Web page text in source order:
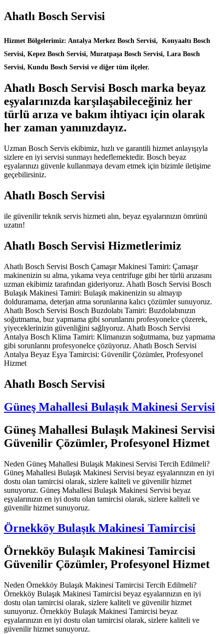
Ahatlı Bosch Servisi
Hizmet Bölgelerimiz: Antalya Merkez Bosch Servisi, Konyaaltı Bosch
Servisi, Kepez Bosch Servisi, Muratpaşa Bosch Servisi, Lara Bosch
Servisi, Kundu Bosch Servisi ve diğer tüm ilçeler.
Ahatlı Bosch Servisi Bosch marka beyaz
eşyalarınızda karşılaşabileceğiniz her
türlü arıza ve bakım ihtiyacı için olarak
her zaman yanınızdayız.
Uzman Bosch Servis ekibimiz, hızlı ve garantili hizmet anlayışıyla
sizlere en iyi servisi sunmayı hedeflemektedir. Bosch beyaz
eşyalarınızı güvenle kullanmaya devam etmek için bizimle iletişime
geçebilirsiniz.
Ahatlı Bosch Servisi
ile güvenilir teknik servis hizmeti alın, beyaz eşyalarınızın ömrünü
uzatın!
Ahatlı Bosch Servisi Hizmetlerimiz
Ahatlı Bosch Servisi Bosch Çamaşır Makinesi Tamiri: Çamaşır
makinenizin su alma, yıkama veya centrifuge gibi her türlü arızasını
uzman ekibimiz tarafından gideriyoruz. Ahatlı Bosch Servisi Bosch
Bulaşık Makinesi Tamiri: Bulaşık makinenizin su almayıp
dolduramama, deterjan atma sorunlarına kalıcı çözümler sunuyoruz.
Ahatlı Bosch Servisi Bosch Buzdolabı Tamiri: Buzdolabınızın
soğutmama, buz yapmama gibi sorunlarını profesyonelce çözerek,
yiyeceklerinizin güvenliğini sağlıyoruz. Ahatlı Bosch Servisi
Antalya Bosch Klima Tamiri: Klimanızın soğutmama, buz yapmama
gibi sorunlarını profesyonelce çözüyoruz. Ahatlı Bosch Servisi
Antalya Beyaz Eşya Tamircisi: Güvenilir Çözümler, Profesyonel
Hizmet
Ahatlı Bosch Servisi
Güneş Mahallesi Bulaşık Makinesi Servisi
Güneş Mahallesi Bulaşık Makinesi Servisi
Güvenilir Çözümler, Profesyonel Hizmet
Neden Güneş Mahallesi Bulaşık Makinesi Servisi Tercih Edilmeli?
Güneş Mahallesi Bulaşık Makinesi Servisi beyaz eşyalarınızın en iyi
dostu olan tamircisi olarak, sizlere kaliteli ve güvenilir hizmet
sunuyoruz. Güneş Mahallesi Bulaşık Makinesi Servisi beyaz
eşyalarınızın en iyi dostu olan tamircisi olarak, sizlere kaliteli ve
güvenilir hizmet sunuyoruz.
Örnekköy Bulaşık Makinesi Tamircisi
Örnekköy Bulaşık Makinesi Tamircisi
Güvenilir Çözümler, Profesyonel Hizmet
Neden Örnekköy Bulaşık Makinesi Tamircisi Tercih Edilmeli?
Örnekköy Bulaşık Makinesi Tamircisi beyaz eşyalarınızın en iyi
dostu olan tamircisi olarak, sizlere kaliteli ve güvenilir hizmet
sunuyoruz. Örnekköy Bulaşık Makinesi Tamircisi beyaz
eşyalarınızın en iyi dostu olan tamircisi olarak, sizlere kaliteli ve
güvenilir hizmet sunuyoruz.